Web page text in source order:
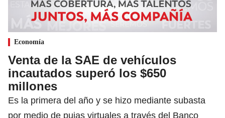
Economía
Venta de la SAE de vehículos
incautados superó los $650
millones
Es la primera del año y se hizo mediante subasta
por medio de pujas virtuales a través del Banco